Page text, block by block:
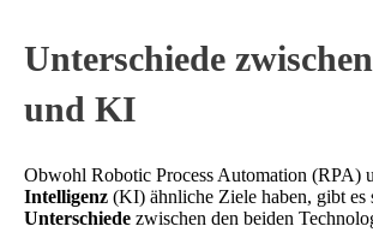
Unterschiede
und KI
Obwohl Robotic Process Automation (RPA)
Intelligenz (KI) ähnliche Ziele haben, gibt es
Unterschiede zwischen den beiden